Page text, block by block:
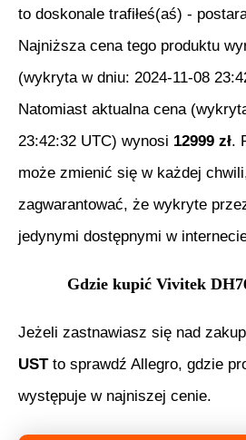
to doskonale trafiłeś(aś) -
Najniższa cena tego produktu
(wykryta w dniu: 2024-11-08
Natomiast aktualna cena
23:42:32 UTC) wynosi 12999 zł.
może zmienić się w każdej
zagwarantować, że wykryte
jedynymi dostępnymi w
Gdzie kupić Vivitek
Jeżeli zastnawiasz się nad
USTto sprawdź Allegro, gdzie
występuje w najniszej cenie.